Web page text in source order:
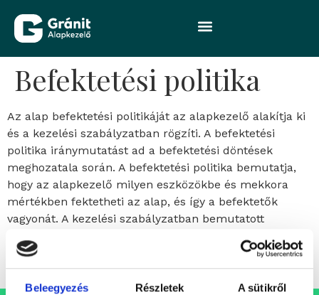
Beleegyezés Részletek A sütikről
Befektetési politika
Az alap befektetési politikáját az alapkezelő alakítja ki
és a kezelési szabályzatban rögzíti. A befektetési
politika iránymutatást ad a befektetési döntések
meghozatala során. A befektetési politika bemutatja,
hogy az alapkezelő milyen eszközökbe és mekkora
mértékben fektetheti az alap, és így a befektetők
vagyonát. A kezelési szabályzatban bemutatott
korlátok között alakítható ki, így tartalmazhat azoknál
szigorúbb megkötéseket is.